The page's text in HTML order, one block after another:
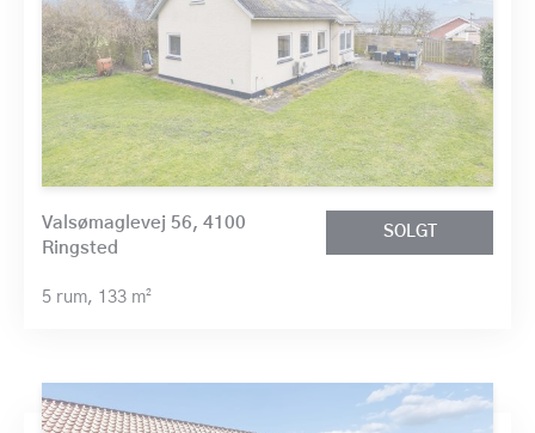
Valsømaglevej 56, 4100
Ringsted
SOLGT
5 rum, 133 m²